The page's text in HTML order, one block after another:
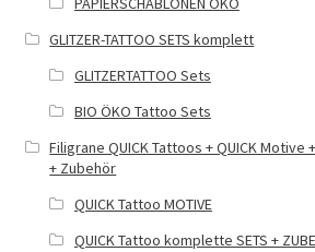
GLITZER-TATTOO SETS komplett
GLITZERTATTOO Sets
BIO ÖKO Tattoo Sets
Filigrane QUICK Tattoos + QUICK Motive
+ Zubehör
QUICK Tattoo MOTIVE
QUICK Tattoo komplette SETS +